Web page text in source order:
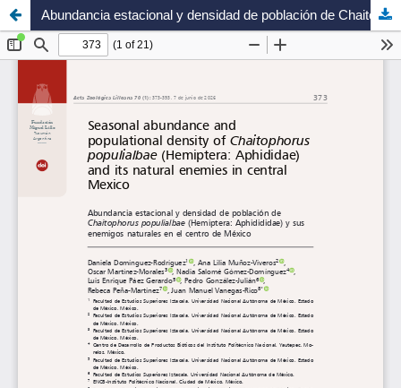
Abundancia estacional y densidad de población de Chaitophorus populialbae (Hemiptera: Aphidididae) y sus enemigos naturales en el centro de México